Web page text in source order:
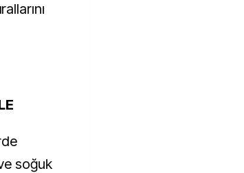
soğuk